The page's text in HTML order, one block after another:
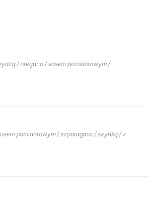
/ oregano / sosem pomidorowym /
pomidorowym / szparagami / szynką / z